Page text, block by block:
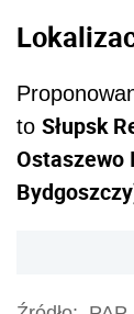
to Słupsk
Ostaszewo